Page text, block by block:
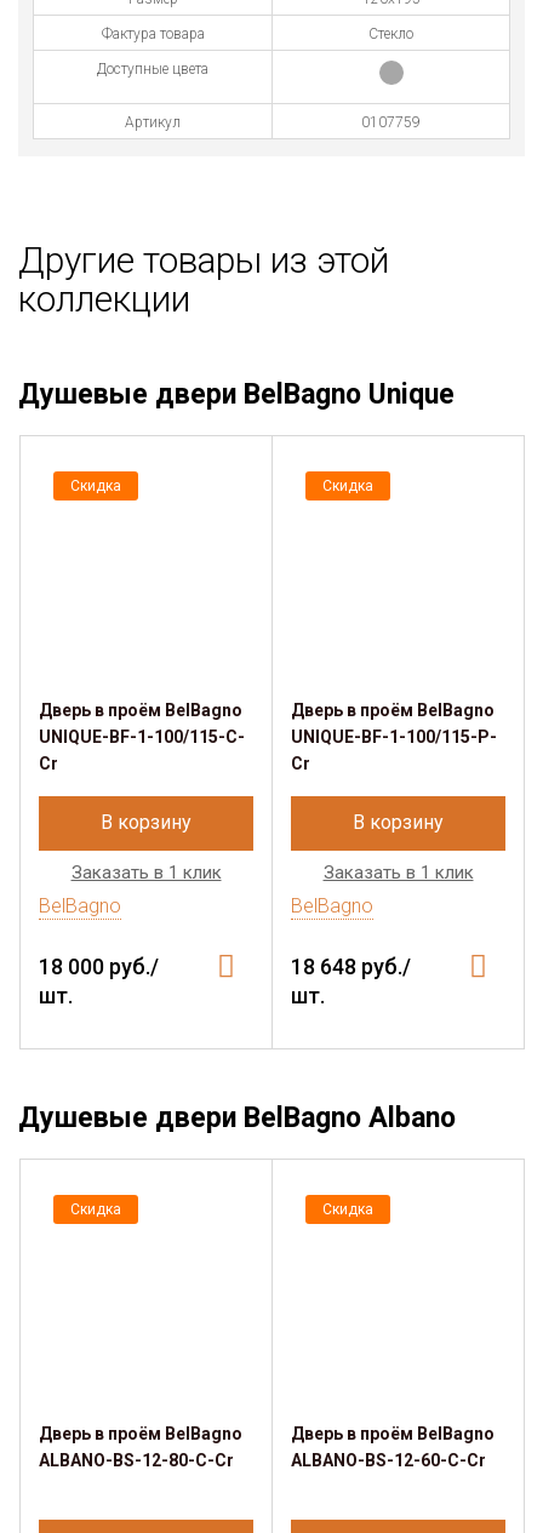
Фактура товара Стекло
Доступные цвета
Артикул 0107759
Другие товары из этой
коллекции
Душевые двери BelBagno Unique
Скидка
Дверь в проём BelBagno
UNIQUE-BF-1-100/115-C-
Cr
В корзину
Заказать в 1 клик
BelBagno
18 000 руб./
шт.
Скидка
Дверь в проём BelBagno
UNIQUE-BF-1-100/115-P-
Cr
В корзину
Заказать в 1 клик
BelBagno
18 648 руб./
шт.
Душевые двери BelBagno Albano
Скидка
Дверь в проём BelBagno
ALBANO-BS-12-80-C-Cr
Скидка
Дверь в проём BelBagno
ALBANO-BS-12-60-C-Cr